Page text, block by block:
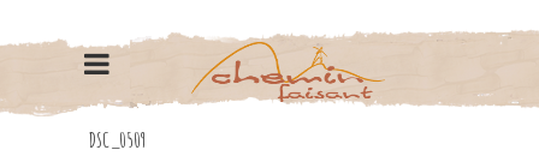
DSC_0509